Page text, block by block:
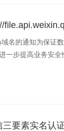
名的通知为保证
一步提高业务安
要素实名认